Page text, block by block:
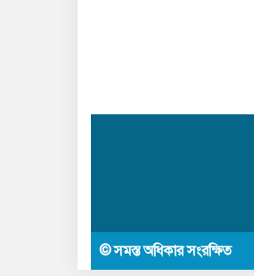
© সমস্ত অধিকার সংরক্ষিত